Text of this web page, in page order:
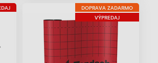
DOPRAVA ZADARMO
VÝPREDAJ